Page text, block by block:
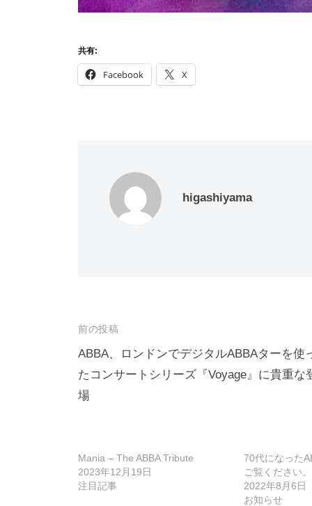
共有:
Facebook X
higashiyama
投
稿
ナ
ビ
シ
ョ
前の投稿
ABBA、ロンドンでデジタルABBAターを使
たコンサートシリーズ『Voyage』に貴重な
場
Mania – The ABBA Tribute
2023年12月19日
注目記事
70代になった
ご覧ください。
2022年8月6日
お知らせ